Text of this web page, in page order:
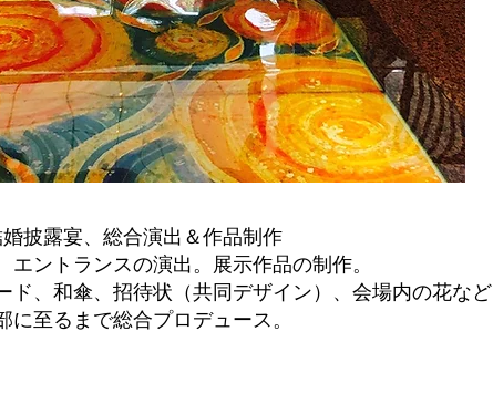
披露宴、総合演出＆作品制作
エントランスの演出。展示作品の制作。
ド、和傘、招待状（共同デザイン）、会場内の花など
に至るまで総合プロデュース。